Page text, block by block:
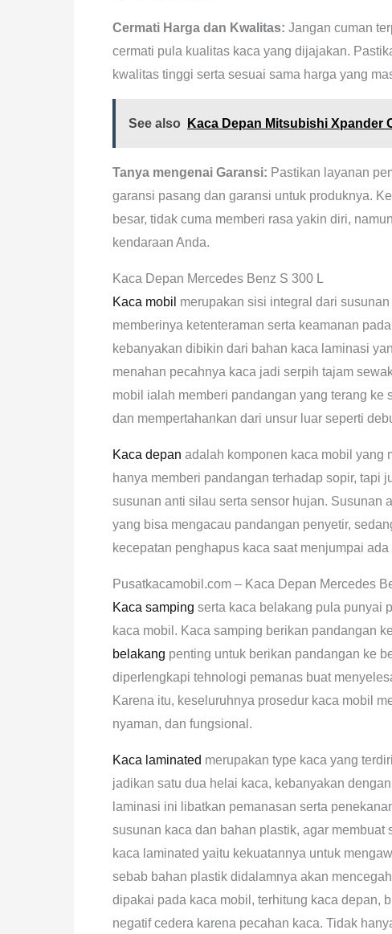
Cermati Harga dan Kwalitas: Jangan cuman
cermati pula kualitas kaca yang dijajakan.
kwalitas tinggi serta sesuai sama harga yang
See also Kaca Depan Mitsubishi Xpander
Tanya mengenai Garansi: Pastikan layanan
garansi pasang dan garansi untuk produknya.
besar, tidak cuma memberi rasa yakin diri,
kendaraan Anda.
Kaca Depan Mercedes Benz S 300 L
Kaca mobil merupakan sisi integral dari
memberinya ketenteraman serta keamanan
kebanyakan dibikin dari bahan kaca laminasi
menahan pecahnya kaca jadi serpih tajam
mobil ialah memberi pandangan yang terang
dan mempertahankan dari unsur luar seperti
Kaca depan adalah komponen kaca mobil yang
hanya memberi pandangan terhadap sopir, tapi
susunan anti silau serta sensor hujan. Susunan
yang bisa mengacau pandangan penyetir,
kecepatan penghapus kaca saat menjumpai ada
Pusatkacamobil.com – Kaca Depan Mercedes
Kaca samping serta kaca belakang pula punyai
kaca mobil. Kaca samping berikan pandangan
belakang penting untuk berikan pandangan ke
diperlengkapi tehnologi pemanas buat
Karena itu, keseluruhnya prosedur kaca mobil
nyaman, dan fungsional.
Kaca laminated merupakan type kaca yang
jadikan satu dua helai kaca, kebanyakan
laminasi ini libatkan pemanasan serta
susunan kaca dan bahan plastik, agar
kaca laminated yaitu kekuatannya untuk
sebab bahan plastik didalamnya akan
dipakai pada kaca mobil, terhitung kaca depan,
negatif cedera karena pecahan kaca. Tidak